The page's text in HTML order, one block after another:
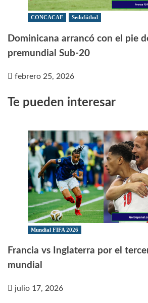
CONCACAF Sedofútbol
Dominicana arrancó con el pie
premundial Sub-20
febrero 25, 2026
Te pueden interesar
Mundial FIFA 2026
Francia vs Inglaterra por el
mundial
julio 17, 2026